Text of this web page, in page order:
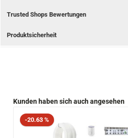
Trusted Shops Bewertungen
Produktsicherheit
Produktgalerie überspringen
Kunden haben sich auch angesehen
Rabatt
-20.63 %